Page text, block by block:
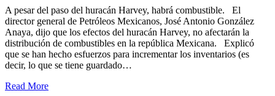
A pesar del paso del huracán Harvey, habrá combustible. El
director general de Petróleos Mexicanos, José Antonio González
Anaya, dijo que los efectos del huracán Harvey, no afectarán la
distribución de combustibles en la república Mexicana. Explicó
que se han hecho esfuerzos para incrementar los inventarios (es
decir, lo que se tiene guardado…
Read More